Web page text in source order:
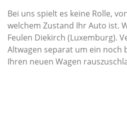
Bei uns spielt es keine Rolle,
welchem Zustand Ihr Auto ist.
Feulen Diekirch (Luxemburg).
Altwagen separat um ein noch
Ihren neuen Wagen